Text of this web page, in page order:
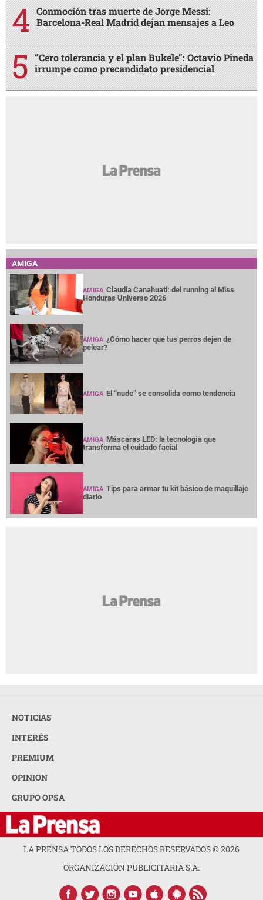
Conmoción tras muerte de Jorge Messi:
Barcelona-Real Madrid dejan mensajes a Leo
“Cero tolerancia y el plan Bukele”: Octavio Pineda
irrumpe como precandidato presidencial
AMIGA
AMIGA Claudia Canahuati: del running al Miss
Honduras Universo 2026
AMIGA ¿Cómo hacer que tus perros dejen de
pelear?
AMIGA El “nude” se consolida como tendencia
AMIGA Máscaras LED: la tecnología que
transforma el cuidado facial
AMIGA Tips para armar tu kit básico de maquillaje
diario
NOTICIAS
INTERÉS
PREMIUM
OPINION
GRUPO OPSA
LA PRENSA TODOS LOS DERECHOS RESERVADOS ©2026
ORGANIZACIÓN PUBLICITARIA S.A.